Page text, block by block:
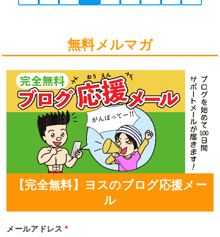
無料メルマガ
【完全無料】ヨスのブログ応援メー
ル
メールアドレス *